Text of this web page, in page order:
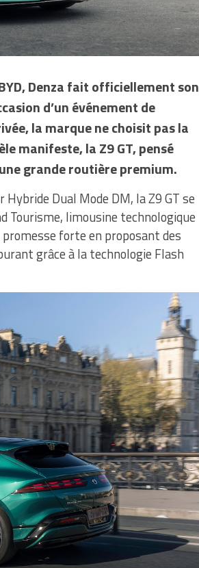
Denza fait officiellement son
d’un événement de
la marque ne choisit pas la
manifeste, la Z9 GT, pensé
grande routière premium.
Dual Mode DM, la Z9 GT se
Tourisme, limousine technologique
forte en proposant des
grâce à la technologie Flash